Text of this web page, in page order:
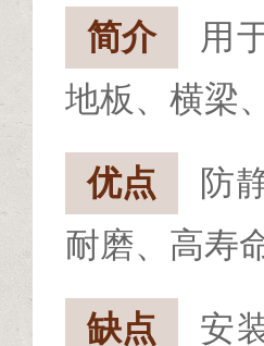
简介
用
地板、横梁
优点
防
耐磨、高寿
缺点 安